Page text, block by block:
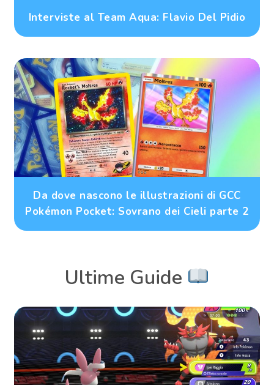
Interviste al Team Aqua: Flavio Del Pidio
Da dove nascono le illustrazioni di GCC
Pokémon Pocket: Sovrano dei Cieli parte 2
Ultime Guide